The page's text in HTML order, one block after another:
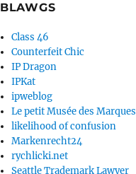
BLAWGS
Class 46
Counterfeit Chic
IP Dragon
IPKat
ipweblog
Le petit Musée des Marques
likelihood of confusion
Markenrecht24
rychlicki.net
Seattle Trademark Lawyer